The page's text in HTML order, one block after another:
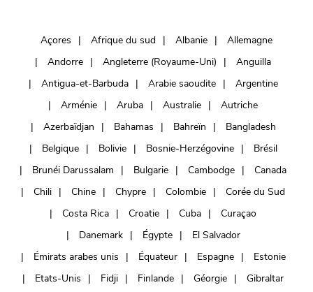
Açores Afrique du sud Albanie
Allemagne
Andorre
Angleterre (Royaume-Uni)
Anguilla
Antigua-et-Barbuda
Arabie saoudite
Argentine
Arménie
Aruba Australie
Autriche
Azerbaïdjan
Bahamas Bahreïn
Bangladesh
Belgique
Bolivie Bosnie-Herzégovine
Brésil
Brunéi Darussalam
Bulgarie Cambodge
Canada
Chili
Chine Chypre Colombie
Corée du Sud
Costa Rica
Croatie Cuba
Curaçao
Danemark
Égypte
El Salvador
Émirats arabes unis
Équateur Espagne
Estonie
Etats-Unis
Fidji Finlande Géorgie
Gibraltar